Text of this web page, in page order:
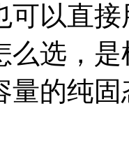
可以直
么选，
量的纯